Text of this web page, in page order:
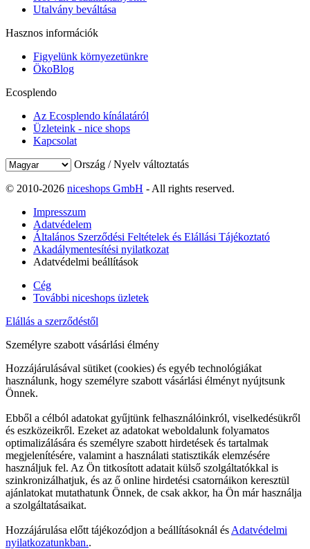
Utalvány beváltása
Hasznos információk
Figyelünk környezetünkre
ÖkoBlog
Ecosplendo
Az Ecosplendo kínálatáról
Üzleteink - nice shops
Kapcsolat
Ország / Nyelv változtatás
© 2010-2026 niceshops GmbH - All rights reserved.
Impresszum
Adatvédelem
Általános Szerződési Feltételek és Elállási Tájékoztató
Akadálymentesítési nyilatkozat
Adatvédelmi beállítások
Cég
További niceshops üzletek
Elállás a szerződéstől
Személyre szabott vásárlási élmény
Hozzájárulásával sütiket (cookies) és egyéb technológiákat
használunk, hogy személyre szabott vásárlási élményt nyújtsunk
Önnek.
Ebből a célból adatokat gyűjtünk felhasználóinkról, viselkedésükről
és eszközeikről. Ezeket az adatokat weboldalunk folyamatos
optimalizálására és személyre szabott hirdetések és tartalmak
megjelenítésére, valamint a használati statisztikák elemzésére
használjuk fel. Az Ön titkosított adatait külső szolgáltatókkal is
szinkronizálhatjuk, és az ő online hirdetési csatornáikon keresztül
ajánlatokat mutathatunk Önnek, de csak akkor, ha Ön már használja
a szolgáltatásaikat.
Hozzájárulása előtt tájékozódjon a beállításoknál és Adatvédelmi
nyilatkozatunkban..